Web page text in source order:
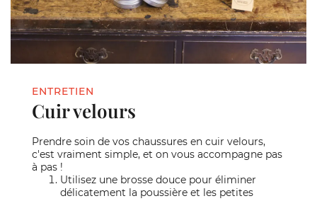
ENTRETIEN
Cuir velours
Prendre soin de vos chaussures en cuir velours,
c'est vraiment simple, et on vous accompagne pas
à pas !
Utilisez une brosse douce pour éliminer
délicatement la poussière et les petites